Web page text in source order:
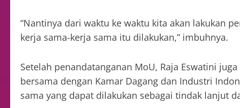
“Nantinya dari waktu ke waktu kita akan lakukan
kerja sama-kerja sama itu dilakukan,” imbuhnya.
Setelah penandatanganan MoU, Raja Eswatini
bersama dengan Kamar Dagang dan Industri
sama yang dapat dilakukan sebagai tindak lanjut